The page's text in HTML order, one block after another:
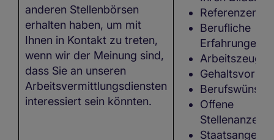
anderen Stellenbörsen
erhalten haben, um mit
Ihnen in Kontakt zu treten,
wenn wir der Meinung sind,
dass Sie an unseren
Arbeitsvermittlungsdiensten
interessiert sein könnten.
Referenzen,
Berufliche
Erfahrungen,
Offene